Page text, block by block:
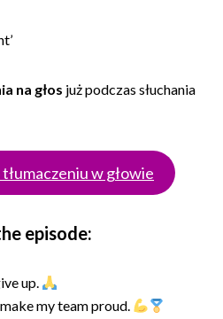
na głos już podczas słuchania
w głowie
episode:
up.
my team proud.